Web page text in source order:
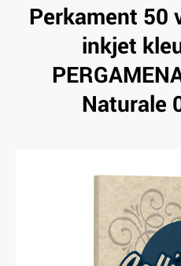
Perkament 50
inkjet
Naturale